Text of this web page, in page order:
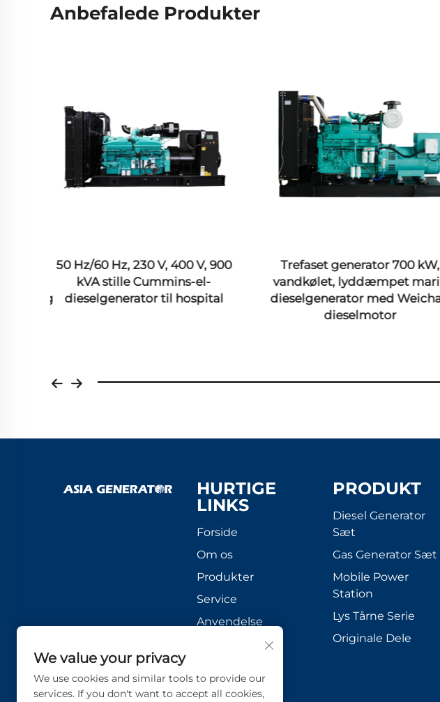
Anbefalede Produkter
50 Hz/60 Hz, 230 V, 400 V, 900
kVA stille Cummins-el-
dieselgenerator til hospital
Trefaset generator 700 kW,
vandkølet, lyddæmpet
dieselgenerator med
dieselmotor
HURTIGE
LINKS
Forside
Om os
Produkter
Service
Anvendelse
PRODUKT
Diesel Generator
Sæt
Gas Generator Sæt
Mobile Power
Station
Lys Tårne Serie
Originale Dele
We value your privacy
We use cookies and similar tools to provide our
services. If you don't want to accept all cookies,